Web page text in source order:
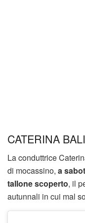
CATERINA
La conduttrice
di mocassino, a sabot
tallone scoperto, il
autunnali in cui mal